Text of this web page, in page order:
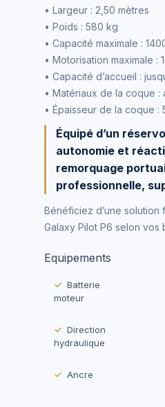
• Largeur : 2,50 mètres
• Poids : 580 kg
• Capacité maximale :
• Motorisation maximale :
• Capacité d’accueil :
• Matériaux de la coque :
• Épaisseur de la coque :
Équipé d’un
autonomie et
remorquage
professionnelle,
Bénéficiez d’une
Galaxy Pilot P6 selon vos
Equipements
Batterie
moteur
Direction
hydraulique
Ancre